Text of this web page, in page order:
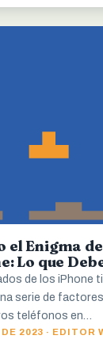
el Enigma
Lo que
de los iPhone
serie de
teléfonos en…
2023 · EDITOR